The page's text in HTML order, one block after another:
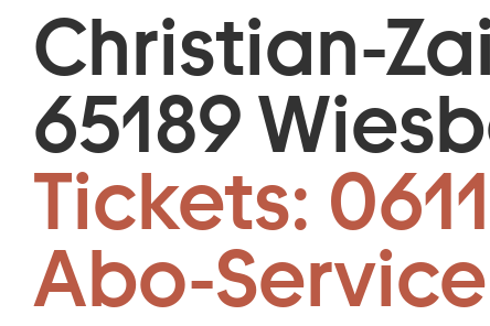
Christian-
65189
Tickets:
Abo-